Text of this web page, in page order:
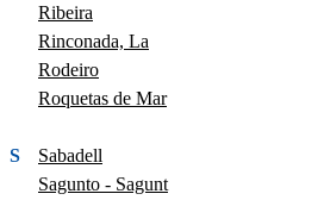
Ribeira
Rinconada, La
Rodeiro
Roquetas de Mar
S
Sabadell
Sagunto - Sagunt